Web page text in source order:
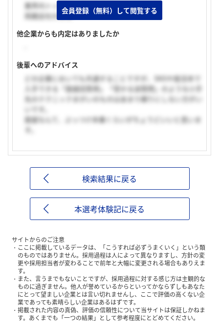
業界内トップシェアであること
両親会社の存在
他企業からも内定はありましたか
後輩へのアドバイス
どの企業においても共通することですが、SNSや就活本で
入手できる「面接回答例」「受かる逆質問」のような小手
先のテクニックまがいのものはあまり頼りにしない方がい
いです。
面接なんて、ぶっつけ本番くらいがちょうどいいと思いま
会員登録（無料）して閲覧する
検索結果に戻る
本選考体験記に戻る
サイトからのご注意
ここに掲載しているデータは、「こうすれば必ずうまくいく」という類
のものではありません。採用過程は人によって異なりますし、方針の変
更や採用担当者が変わることで前年と大幅に変更される場合もありえま
す。
また、言うまでもないことですが、採用過程に対する感じ方は主観的な
ものに過ぎません。他人が誉めているからといってかならずしもあなた
にとって望ましい企業とは言い切れませんし、ここで評価の高くない企
業であっても素晴らしい企業はあるはずです。
掲載された内容の真偽、評価の信頼性について当サイトは保証しかねま
す。あくまでも「一つの結果」として参考程度にとどめてください。